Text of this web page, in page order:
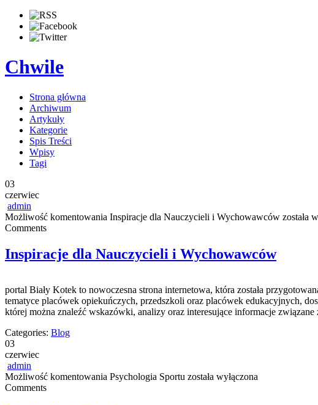
Chwile
Strona główna
Archiwum
Artykuły
Kategorie
Spis Treści
Wpisy
Tagi
03
czerwiec
admin
Możliwość komentowania Inspiracje dla Nauczycieli i Wychowawców została
Comments
Inspiracje dla Nauczycieli i Wychowawców
portal Biały Kotek to nowoczesna strona internetowa, która została
tematyce placówek opiekuńczych, przedszkoli oraz placówek edukacyjnych,
której można znaleźć wskazówki, analizy oraz interesujące informacje
Categories: Blog
03
czerwiec
admin
Możliwość komentowania Psychologia Sportu została wyłączona
Comments